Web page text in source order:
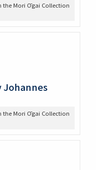
the Mori Ōgai Collection
Johannes
the Mori Ōgai Collection